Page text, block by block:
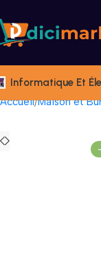
Informatique Et
Accueil Maison et